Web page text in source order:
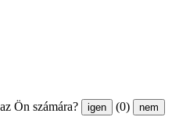
Ön számára? igen (0) nem